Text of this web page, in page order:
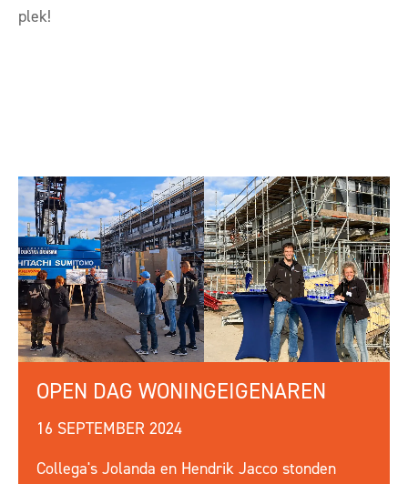
plek!
OPEN DAG WONINGEIGENAREN
16 SEPTEMBER 2024
Collega's Jolanda en Hendrik Jacco stonden